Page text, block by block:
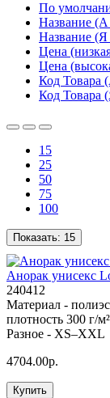
По
Название
Название
Цена
Цена
Код Товара
Код Товара
15
25
50
75
100
Показать: 15
Анорак унисекс
240412
Материал -
плотность 300 г/м²
Разное - XS–XXL
4704.00р.
Купить